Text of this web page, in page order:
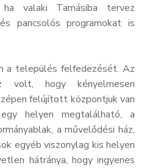
valaki Tamásiba tervez
pancsolós programokat is
a település felfedezését. Az
volt, hogy kényelmesen
felújított központjuk van
helyen megtalálható, a
a művelődési ház,
egyéb viszonylag kis helyen
hátránya, hogy ingyenes